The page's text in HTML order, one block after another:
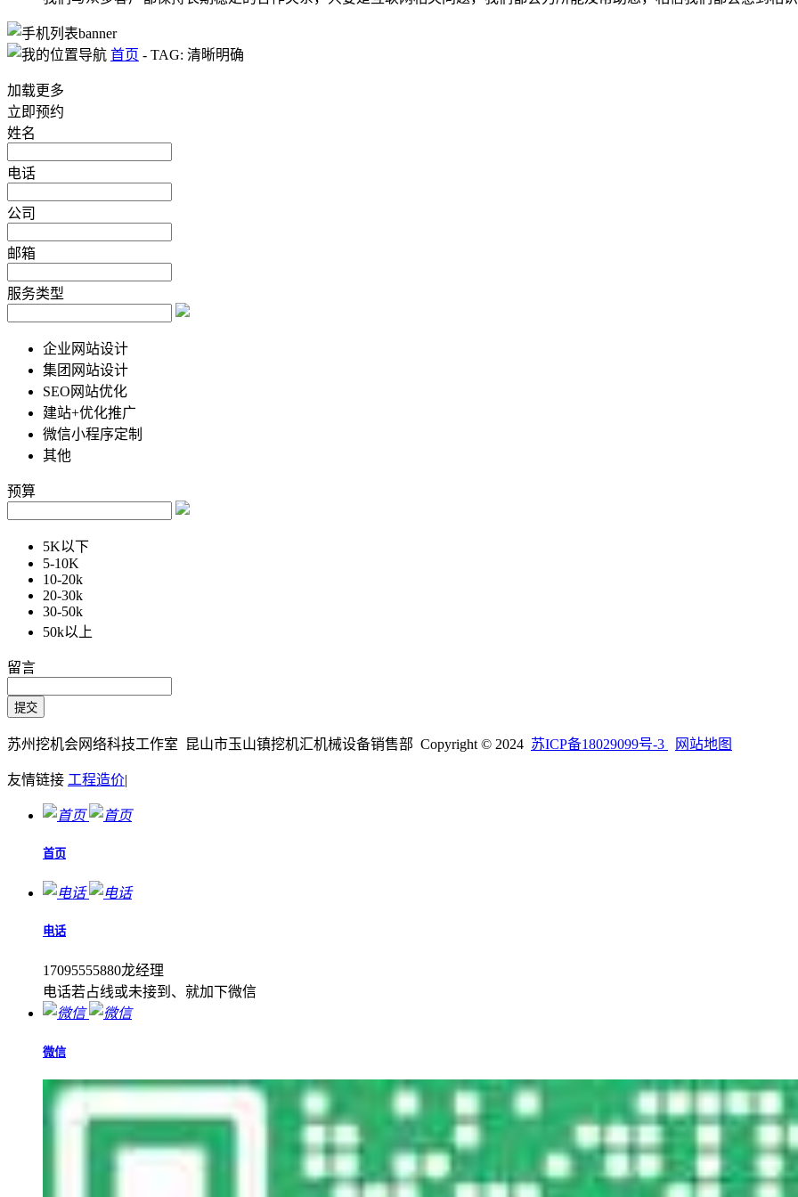
首页 - TAG: 清晰明确
加载更多
立即预约
姓名
电话
公司
邮箱
服务类型
企业网站设计
集团网站设计
SEO网站优化
建站+优化推广
微信小程序定制
其他
预算
5K以下
5-10K
10-20k
20-30k
30-50k
50k以上
留言
苏州挖机会网络科技工作室 昆山市玉山镇挖机汇机械设备销售部 Copyright © 2024 苏ICP备18029099号-3 网站地图
友情链接 工程造价|
首页
电话
17095555880龙经理
电话若占线或未接到、就加下微信
微信